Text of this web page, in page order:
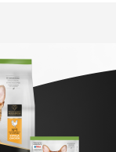
гигиены и
и